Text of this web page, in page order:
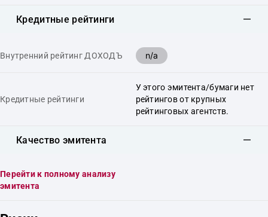
Кредитные рейтинги
Внутренний рейтинг ДОХОДЪ n/a
Кредитные рейтинги
У этого эмитента/бумаги нет
рейтингов от крупных
рейтинговых агентств.
Качество эмитента
Перейти к полному анализу
эмитента